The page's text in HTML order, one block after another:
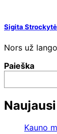
Sigita
Nors už
Paieška
Kauno